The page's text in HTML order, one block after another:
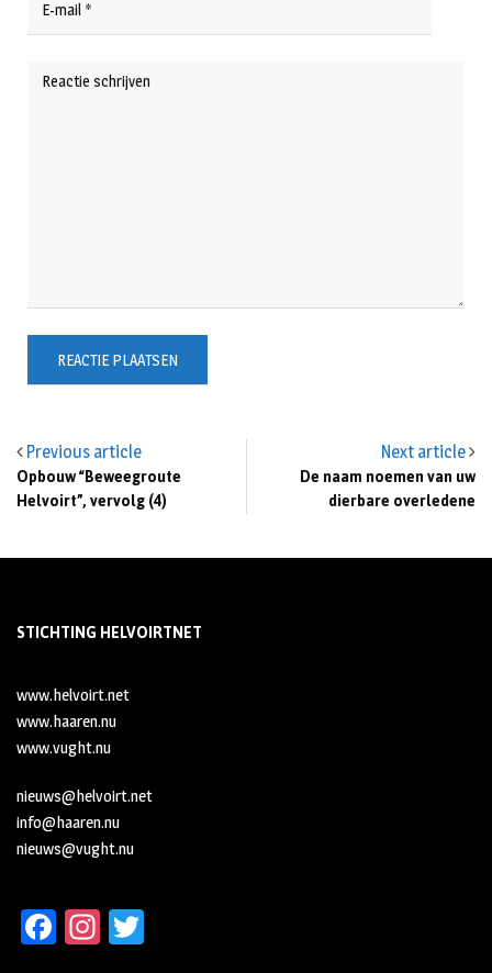
Previous article
Opbouw “Beweegroute
Helvoirt”, vervolg (4)
Next article
De naam noemen van uw
dierbare overledene
STICHTING HELVOIRTNET
www.helvoirt.net
www.haaren.nu
www.vught.nu
nieuws@helvoirt.net
info@haaren.nu
nieuws@vught.nu
Fa In